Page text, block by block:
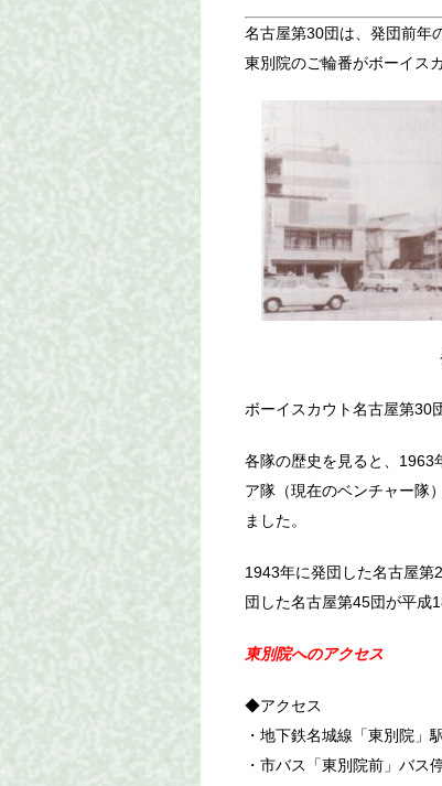
名古屋第30団は、発団前年
東別院のご輪番がボーイス
ボーイスカウト名古屋第30
各隊の歴史を見ると、1963
ア隊（現在のベンチャー隊
ました。
1943年に発団した名古屋
団した名古屋第45団が平成
東別院へのアクセス
◆アクセス
・地下鉄名城線「東別院」
・市バス「東別院前」バス